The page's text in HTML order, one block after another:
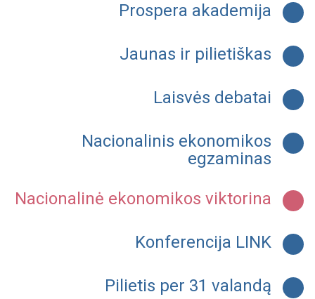
Prospera akademija
Jaunas ir pilietiškas
Laisvės debatai
Nacionalinis ekonomikos
egzaminas
Nacionalinė ekonomikos viktorina
Konferencija LINK
Pilietis per 31 valandą